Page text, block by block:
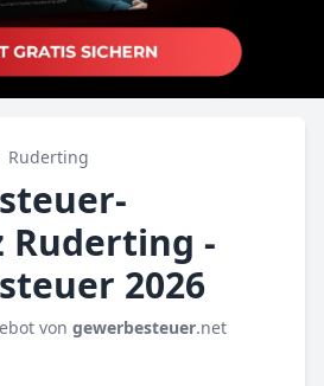
Ruderting
Ruderting -
2026
von gewerbesteuer.net